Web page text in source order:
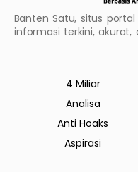
Banten Satu, situs
informasi terkini,
4 Miliar
Analisa
Anti Hoaks
Aspirasi